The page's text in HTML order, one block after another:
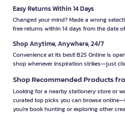
Easy Returns Within 14 Days
Changed your mind? Made a wrong
free returns within 14 days from the date
Shop Anytime, Anywhere, 24/7
Convenience at its best! B2S Online is
shop whenever inspiration strikes—just
Shop Recommended Products
Looking for a nearby stationery store or
curated top picks you can browse
you're book hunting or exploring other